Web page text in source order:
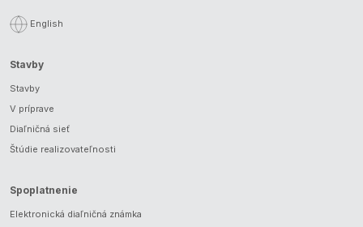
English
Stavby
Stavby
V príprave
Diaľničná sieť
Štúdie realizovateľnosti
Spoplatnenie
Elektronická diaľničná známka